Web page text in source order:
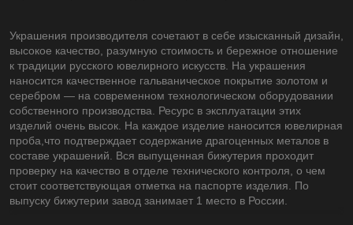
Украшения производителя сочетают в себе изысканный дизайн,
высокое качество, разумную стоимость и бережное отношение
к традиции русского ювелирного искусств. На украшения
наносится качественное гальваническое покрытие золотом и
серебром — на современном технологическом оборудовании
собственного производства. Ресурс в эксплуатации этих
изделий очень высок. На каждое изделие наносится ювелирная
проба,что подтверждает содержание драгоценных металов в
составе украшений. Вся выпущенная бижутерия проходит
проверку на качество в отделе технического контроля, о чем
стоит соответствующая отметка на паспорте изделия. По
выпуску бижутерии завод занимает 1 место в России.